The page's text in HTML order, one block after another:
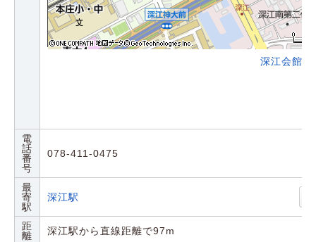
深江会館
電
話
番
号
078-411-0475
最
寄
駅
深江駅
距
離
深江駅から直線距離で97m